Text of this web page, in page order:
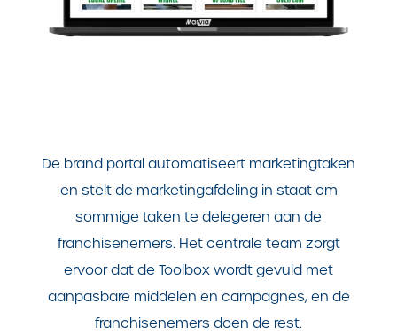
De brand portal automatiseert marketingtaken
en stelt de marketingafdeling in staat om
sommige taken te delegeren aan de
franchisenemers. Het centrale team zorgt
ervoor dat de Toolbox wordt gevuld met
aanpasbare middelen en campagnes, en de
franchisenemers doen de rest.